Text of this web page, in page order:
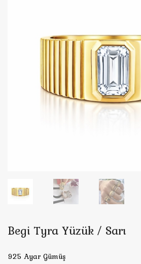
Begi Tyra Yüzük / Sarı
925 Ayar Gümüş